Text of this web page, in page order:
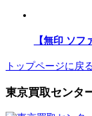
【無印 ソ
トップページに戻
東京買取センタ